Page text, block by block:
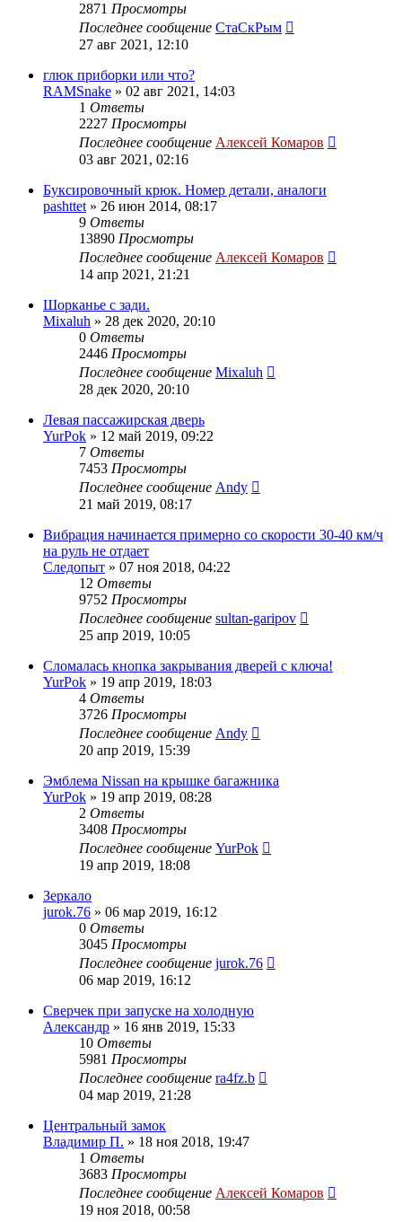
2871 Просмотры
Последнее сообщение СтаСкРым
27 авг 2021, 12:10
глюк приборки или что?
RAMSnake » 02 авг 2021, 14:03
1 Ответы
2227 Просмотры
Последнее сообщение Алексей Комаров
03 авг 2021, 02:16
Буксировочный крюк. Номер детали, аналоги
pashttet » 26 июн 2014, 08:17
9 Ответы
13890 Просмотры
Последнее сообщение Алексей Комаров
14 апр 2021, 21:21
Шорканье с зади.
Mixaluh » 28 дек 2020, 20:10
0 Ответы
2446 Просмотры
Последнее сообщение Mixaluh
28 дек 2020, 20:10
Левая пассажирская дверь
YurPok » 12 май 2019, 09:22
7 Ответы
7453 Просмотры
Последнее сообщение Andy
21 май 2019, 08:17
Вибрация начинается примерно со скорости 30-40 км/ч
на руль не отдает
Следопыт » 07 ноя 2018, 04:22
12 Ответы
9752 Просмотры
Последнее сообщение sultan-garipov
25 апр 2019, 10:05
Сломалась кнопка закрывания дверей с ключа!
YurPok » 19 апр 2019, 18:03
4 Ответы
3726 Просмотры
Последнее сообщение Andy
20 апр 2019, 15:39
Эмблема Nissan на крышке багажника
YurPok » 19 апр 2019, 08:28
2 Ответы
3408 Просмотры
Последнее сообщение YurPok
19 апр 2019, 18:08
Зеркало
jurok.76 » 06 мар 2019, 16:12
0 Ответы
3045 Просмотры
Последнее сообщение jurok.76
06 мар 2019, 16:12
Сверчек при запуске на холодную
Александр » 16 янв 2019, 15:33
10 Ответы
5981 Просмотры
Последнее сообщение ra4fz.b
04 мар 2019, 21:28
Центральный замок
Владимир П. » 18 ноя 2018, 19:47
1 Ответы
3683 Просмотры
Последнее сообщение Алексей Комаров
19 ноя 2018, 00:58